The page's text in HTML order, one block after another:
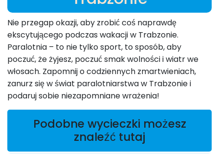
Nie przegap okazji, aby zrobić coś naprawdę
ekscytującego podczas wakacji w Trabzonie.
Paralotnia – to nie tylko sport, to sposób, aby
poczuć, że żyjesz, poczuć smak wolności i wiatr we
włosach. Zapomnij o codziennych zmartwieniach,
zanurz się w świat paralotniarstwa w Trabzonie i
podaruj sobie niezapomniane wrażenia!
Podobne wycieczki możesz
znaleźć tutaj